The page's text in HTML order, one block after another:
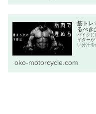
筋トレ
るべき
バイクに
イダー
い分汗を
oko-motorcycle.com